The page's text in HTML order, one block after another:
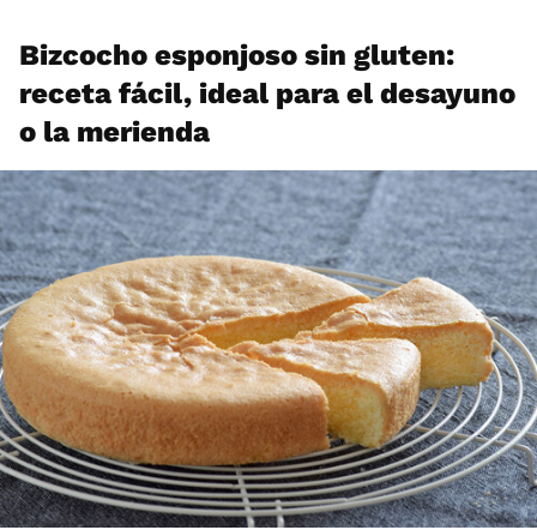
Bizcocho esponjoso sin gluten:
receta fácil, ideal para el desayuno
o la merienda